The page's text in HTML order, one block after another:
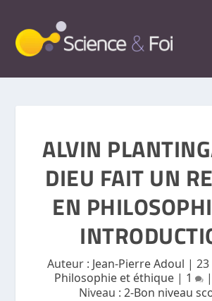
ALVIN
DIEU FAIT UN
EN
Auteur : Jean-Pierre Adoul | 23
Philosophie et éthique| 1
|
Niveau : 2-Bon niveau